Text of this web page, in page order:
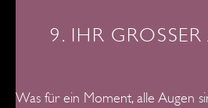
9. IHR GROSSER
Was für ein Moment, alle Augen